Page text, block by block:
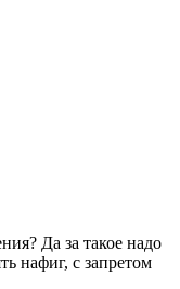
Да за такое надо
нафиг, с запретом